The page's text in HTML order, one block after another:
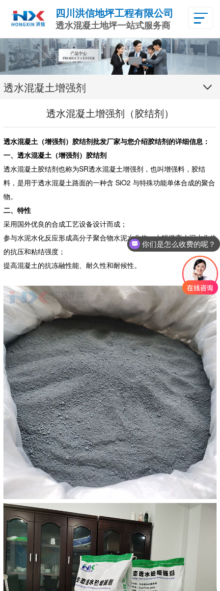
四川洪信地坪工程有限公司
透水混凝土地坪一站式服务商
透水混凝土增强剂
透水混凝土增强剂（胶结剂）
透水混凝土（增强剂）胶结剂批发厂家与您介绍胶结剂的详细信息：
一、透水混凝土（增强剂）胶结剂
透水混凝土胶结剂也称为SR透水混凝土增强剂，也叫增强料，胶结
料，是用于透水混凝土路面的一种含 SiO2 与特殊功能单体合成的聚合
物。
二、特性
采用国外优良的合成工艺设备设计而成；
参与水泥水化反应形成高分子聚合物水泥水化体，大幅提高水泥水化体
的抗压和粘结强度；
提高混凝土的抗冻融性能、耐久性和耐候性。
现在有优惠活动么？